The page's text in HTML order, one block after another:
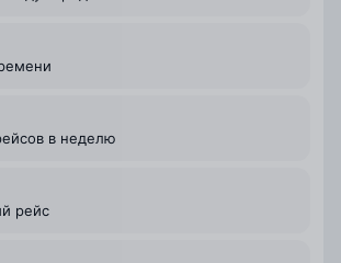
в неделю
рейс